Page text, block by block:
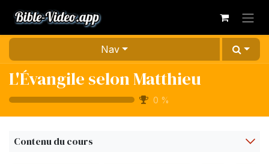
Nav
L'Évangile selon Matthieu
0 %
Contenu du cours